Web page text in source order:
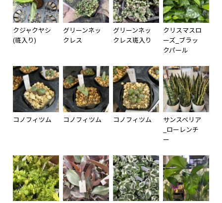
クジャクヤシ
(斑入り)
グリーンネッ
クレス
グリーンネッ
クレス斑入り
クリスマスロ
ーズ_ブラッ
クパール
コノフィツム コノフィツム コノフィツム
サンスベリア
_ローレンチ
ー